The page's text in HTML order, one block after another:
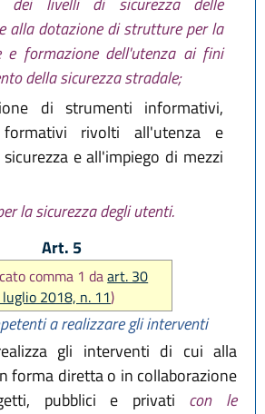
alla dotazione di strutture per la
e formazione dell'utenza ai fini
della sicurezza stradale;
di strumenti informativi,
rivolti all'utenza e
e all'impiego di mezzi
la sicurezza degli utenti.
Art. 5
comma 1 daart. 30
luglio 2018, n. 11)
a realizzare gli interventi
gli interventi di cui alla
forma diretta o in collaborazione
pubblici e privati con le